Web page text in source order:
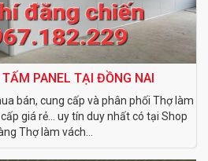
PANEL TẠI ĐỒNG NAI
bán, cung cấp và phân phối Thợ làm
giá rẻ... uy tín duy nhất có tại Shop
Thợ làm vách...